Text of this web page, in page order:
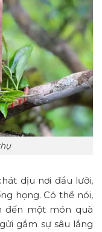
dịu nơi đầu lưỡi,
họng. Có thể nói,
đến một món quà
gắm sự sâu lắng